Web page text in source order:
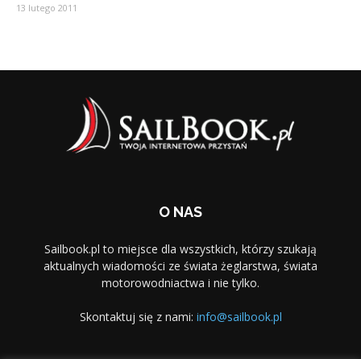
13 lutego 2011
O NAS
Sailbook.pl to miejsce dla wszystkich, którzy szukają
aktualnych wiadomości ze świata żeglarstwa, świata
motorowodniactwa i nie tylko.
Skontaktuj się z nami: info@sailbook.pl